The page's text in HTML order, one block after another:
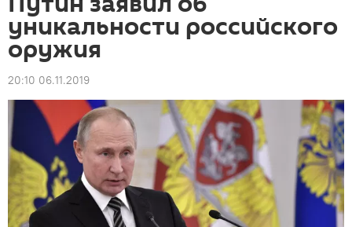
уникальности российского
оружия
20:10 06.11.2019